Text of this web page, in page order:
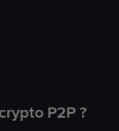
P2P ?